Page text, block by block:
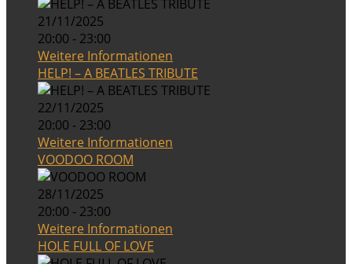
21/11/2025
20:00 - 23:00
Weitere Informationen
HELP! – A BEATLES TRIBUTE
22/11/2025
20:00 - 23:00
Weitere Informationen
VOODOO ROOM
28/11/2025
20:00 - 23:00
Weitere Informationen
HOLE FULL OF LOVE